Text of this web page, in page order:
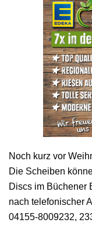
Noch kurz vor
Die Scheiben
Discs im Büchener
nach telefonischer
04155-8009232,